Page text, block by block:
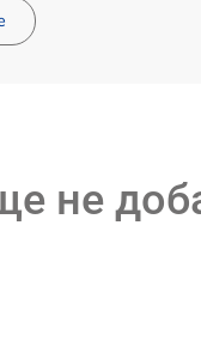
не